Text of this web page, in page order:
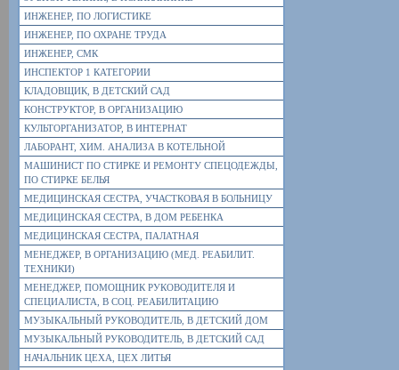
ИНЖЕНЕР, ПО ЛОГИСТИКЕ
ИНЖЕНЕР, ПО ОХРАНЕ ТРУДА
ИНЖЕНЕР, СМК
ИНСПЕКТОР 1 КАТЕГОРИИ
КЛАДОВЩИК, В ДЕТСКИЙ САД
КОНСТРУКТОР, В ОРГАНИЗАЦИЮ
КУЛЬТОРГАНИЗАТОР, В ИНТЕРНАТ
ЛАБОРАНТ, ХИМ. АНАЛИЗА В КОТЕЛЬНОЙ
МАШИНИСТ ПО СТИРКЕ И РЕМОНТУ СПЕЦОДЕЖДЫ,
ПО СТИРКЕ БЕЛЬЯ
МЕДИЦИНСКАЯ СЕСТРА, УЧАСТКОВАЯ В БОЛЬНИЦУ
МЕДИЦИНСКАЯ СЕСТРА, В ДОМ РЕБЕНКА
МЕДИЦИНСКАЯ СЕСТРА, ПАЛАТНАЯ
МЕНЕДЖЕР, В ОРГАНИЗАЦИЮ (МЕД. РЕАБИЛИТ.
ТЕХНИКИ)
МЕНЕДЖЕР, ПОМОЩНИК РУКОВОДИТЕЛЯ И
СПЕЦИАЛИСТА, В СОЦ. РЕАБИЛИТАЦИЮ
МУЗЫКАЛЬНЫЙ РУКОВОДИТЕЛЬ, В ДЕТСКИЙ ДОМ
МУЗЫКАЛЬНЫЙ РУКОВОДИТЕЛЬ, В ДЕТСКИЙ САД
НАЧАЛЬНИК ЦЕХА, ЦЕХ ЛИТЬЯ